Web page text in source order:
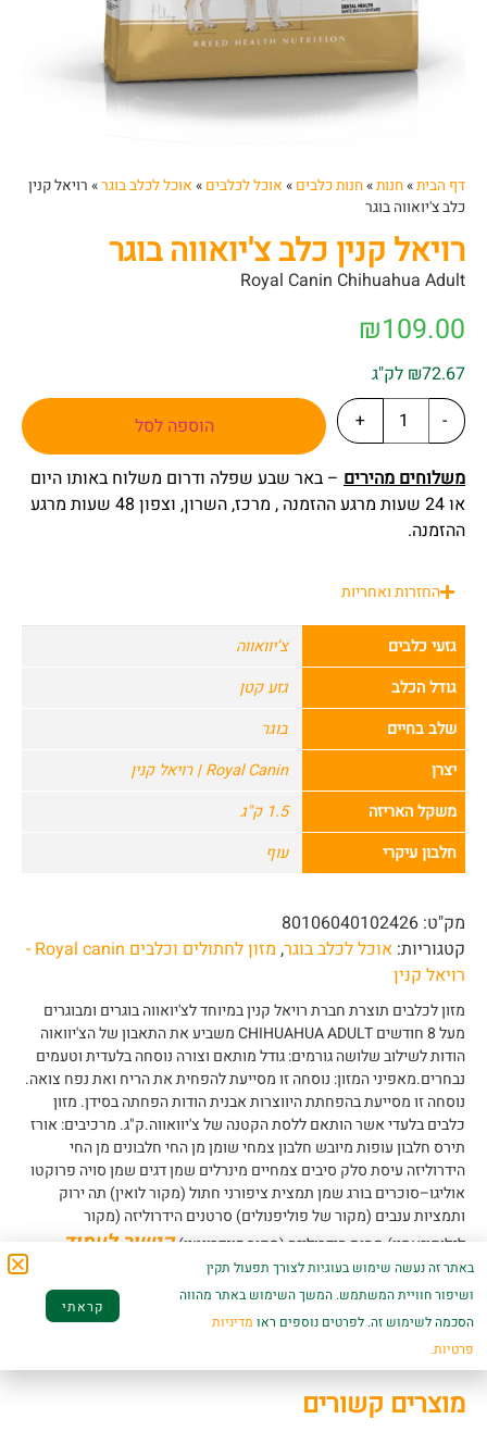
דף הבית»חנות»חנות כלבים » אוכל לכלבים » אוכל לכלב בוגר» רויאל קנין
כלב צ'יואווה בוגר
רויאל קנין כלב צ'יואווה בוגר
Royal Canin Chihuahua Adult
₪109.00
₪72.67 לק"ג
-
+
הוספה לסל
משלוחים מהירים – באר שבע שפלה ודרום משלוח באותו היום
או 24 שעות מרגע ההזמנה , מרכז, השרון, וצפון 48 שעות מרגע
ההזמנה.
החזרות ואחריות
גזעי כלבים
צ’יוואווה
גודל הכלב
גזע קטן
שלב בחיים
בוגר
יצרן
Royal Canin | רויאל קנין
משקל האריזה
1.5 ק"ג
חלבון עיקרי
עוף
מק"ט: 80106040102426
קטגוריות: אוכל לכלב בוגר,
מזון לחתולים וכלבים Royal canin -
רויאל קנין
מזון לכלבים תוצרת חברת רויאל קנין במיוחד לצ'יואווה בוגרים ומבוגרים
מעל 8 חודשים CHIHUAHUA ADULT משביע את התאבון של הצ'יוואוה
הודות לשילוב שלושה גורמים: גודל מותאם וצורה נוסחה בלעדית וטעמים
נבחרים.מאפיני המזון: נוסחה זו מסייעת להפחית את הריח ואת נפח צואה.
נוסחה זו מסייעת בהפחתת היווצרות אבנית הודות הפחתה בסידן. מזון
כלבים בלעדי אשר הותאם ללסת הקטנה של צ'יוואווה.ק"ג. מרכיבים: אורז
תירס חלבון עופות מיובש חלבון צמחי שומן מן החי חלבונים מן החי
הידרוליזה עיסת סלק סיבים צמחיים מינרלים שמן דגים שמן סויה פרוקטו
אוליגו–סוכרים בורג שמן תמצית ציפורני חתול (מקור לואין) תה ירוק
ותמציות ענבים (מקור של פוליפנולים) סרטנים הידרוליזה (מקור
לגלוקוזאמין) סחוס הידרוליזה (מקור כונדרויטין).קישור לעמוד
המוצר באתר היצרן
מוצרים קשורים
באתר זה נעשה שימוש בעוגיות לצורך תפעול תקין
ושיפור חוויית המשתמש. המשך השימוש באתר מהווה
הסכמה לשימוש זה. לפרטים נוספים ראו מדיניות
פרטיות.
קראתי